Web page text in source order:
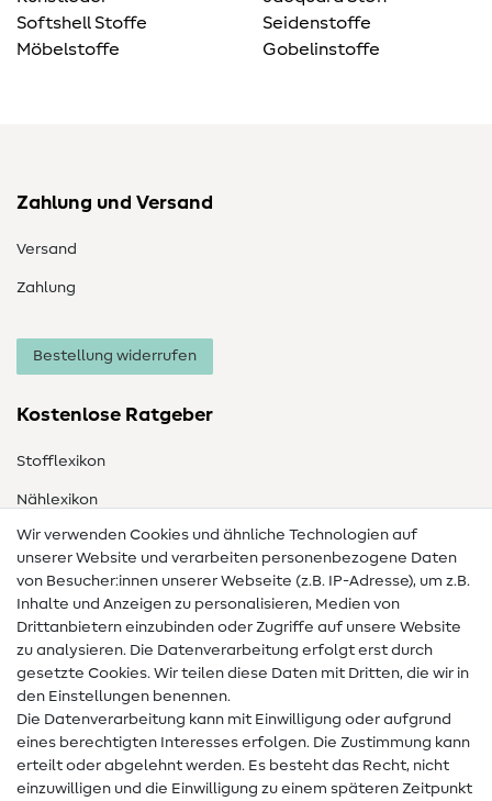
Softshell Stoffe
Möbelstoffe
Seidenstoffe
Gobelinstoffe
Zahlung und Versand
Versand
Zahlung
Bestellung widerrufen
Kostenlose Ratgeber
Stofflexikon
Nählexikon
Nähanleitungen
Hilfe & Kontakt
Kontakt
Infos zum Betreiberwechsel
FAQ
Widerrufsrecht
Beliebt
Wir verwenden Cookies und ähnliche Technologien auf
unserer Website und verarbeiten personenbezogene Daten
von Besucher:innen unserer Webseite (z.B. IP-Adresse), um z.B.
Inhalte und Anzeigen zu personalisieren, Medien von
Drittanbietern einzubinden oder Zugriffe auf unsere Website
zu analysieren. Die Datenverarbeitung erfolgt erst durch
gesetzte Cookies. Wir teilen diese Daten mit Dritten, die wir in
den Einstellungen benennen.
Die Datenverarbeitung kann mit Einwilligung oder aufgrund
eines berechtigten Interesses erfolgen. Die Zustimmung kann
erteilt oder abgelehnt werden. Es besteht das Recht, nicht
einzuwilligen und die Einwilligung zu einem späteren Zeitpunkt